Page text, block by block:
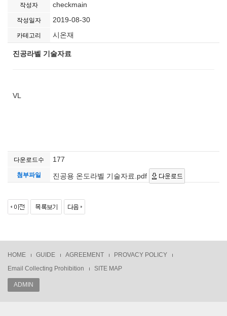
작성자 checkmain
작성일자 2019-08-30
카테고리 시온재
진공라벨 기술자료
VL
다운로드수 177
첨부파일 진공용 온도라벨 기술자료.pdf
HOME GUIDE AGREEMENT
PROVACY POLICY
Email Collecting Prohibition
SITE MAP
ADMIN